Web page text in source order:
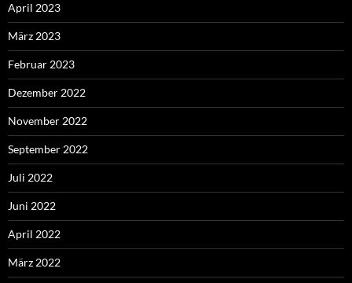
April 2023
März 2023
Februar 2023
Dezember 2022
November 2022
September 2022
Juli 2022
Juni 2022
April 2022
März 2022